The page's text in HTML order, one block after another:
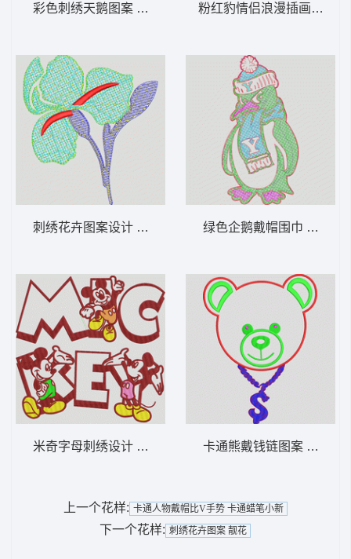
彩色刺绣天鹅图案 毛巾绣天鹅
刺绣花卉图案设计 花朵毛巾绣
米奇字母刺绣设计 卡通米老鼠
粉红豹情侣浪漫插画 毛巾
绿色企鹅戴帽围巾 麻将绣
卡通熊戴钱链图案 小熊
上一个花样: 卡通人物戴帽比V手势 卡通蜡笔小新
下一个花样: 刺绣花卉图案 靓花